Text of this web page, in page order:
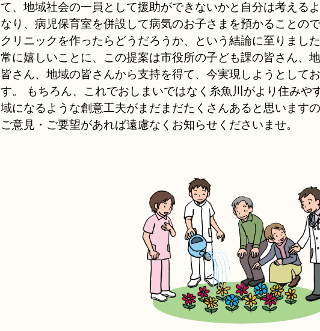
て、地域社会の一員として援助ができないかと自分は考える
なり、病児保育室を併設して病気のお子さまを預かることの
クリニックを作ったらどうだろうか、という結論に至りまし
常に嬉しいことに、この提案は市役所の子ども課の皆さん、
皆さん、地域の皆さんから支持を得て、今実現しようとして
す。 もちろん、これでおしまいではなく糸魚川がより住みや
域になるような創意工夫がまだまだたくさんあると思いますの
ご意見・ご要望があれば遠慮なくお知らせくださいませ。